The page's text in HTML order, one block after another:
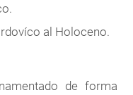
al Holoceno.
de forma